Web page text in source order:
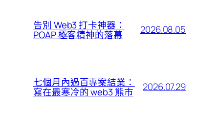
告別 Web3 打卡神器：
POAP 極客精神的落幕 2026.08.05
七個月內過百專案結業：
寫在最寒冷的 web3 熊市 2026.07.29